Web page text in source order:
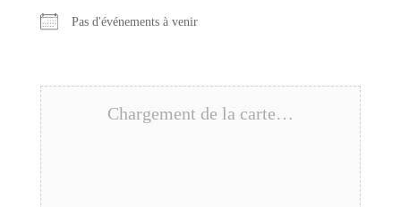
Pas d'événements à venir
Chargement de la carte…